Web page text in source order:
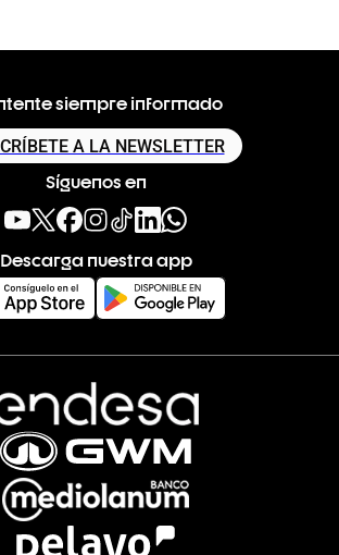
siempre informado
A LA NEWSLETTER
Síguenos en
Descarga nuestra app